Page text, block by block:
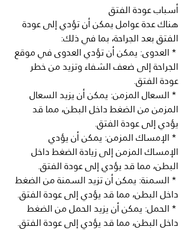
أسباب عودة الفتق
هناك عدة عوامل يمكن أن تؤدي إلى عودة
الفتق بعد الجراحة، بما في ذلك:
* العدوى: يمكن أن تؤدي العدوى في موقع
الجراحة إلى ضعف الشفاء وتزيد من خطر
عودة الفتق.
* السعال المزمن: يمكن أن يزيد السعال
المزمن من الضغط داخل البطن، مما قد
يؤدي إلى عودة الفتق.
* الإمساك المزمن: يمكن أن يؤدي
الإمساك المزمن إلى زيادة الضغط داخل
البطن، مما قد يؤدي إلى عودة الفتق.
* السمنة: يمكن أن تزيد السمنة من الضغط
داخل البطن، مما قد يؤدي إلى عودة الفتق.
* الحمل: يمكن أن يزيد الحمل من الضغط
داخل البطن، مما قد يؤدي إلى عودة الفتق.